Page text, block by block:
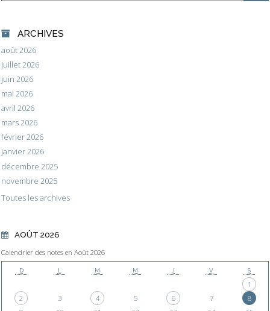
ARCHIVES
août 2026
juillet 2026
juin 2026
mai 2026
avril 2026
mars 2026
février 2026
janvier 2026
décembre 2025
novembre 2025
Toutes les archives
AOÛT 2026
Calendrier des notes en Août 2026
D L M M J V S
1
2
3 4 5 6 7
8